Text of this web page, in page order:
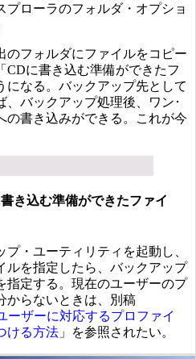
プローラのフォルダ・オプショ
フォルダにファイルをコピー
CDに書き込む準備ができたフ
になる。バックアップ先として
、バックアップ処理後、ワン･
の書き込みができる。これが今
き込む準備ができたファイ
・ユーティリティを起動し、
ルを指定したら、バックアップ
指定する。現在のユーザーのプ
からないときは、別稿
ーザーに対応するプロファイ
ける方法 」を参照されたい。